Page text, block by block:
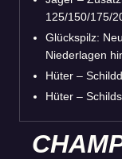
125/150/175/
Glückspilz:
Niederlagen
Hüter –
Hüter –